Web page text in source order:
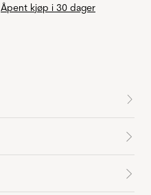
Åpent kjøp i 30 dager